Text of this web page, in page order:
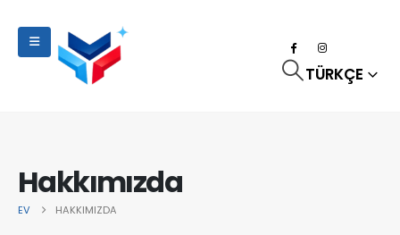
TÜRKÇE
Hakkımızda
EV HAKKIMIZDA